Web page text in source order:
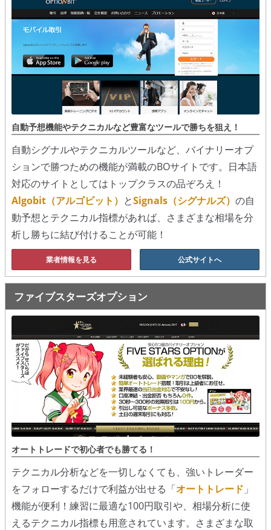
アルゴビット
シグナルズ
詐欺・ステマなどBO裏話
ステマに注意！
２ちゃんまとめ風の詐欺サイト
用語集
自動予想機能やテクニカルなど豊富なツールで勝ちを狙え！
自動シグナルやテクニカルツールなど、バイナリーオプ
ションで勝つための機能が満載のBOサイトです。日本語
対応のサイトとしてはトップクラスの品ぞろえ！
Algobit（アルゴビット） とSignals（シグナルズ） の自
動予想とテクニカル指標があれば、さまざまな相場を分
析し勝ちに結び付けることが可能！
業者情報を見る 公式サイトへ
ファイブスターズオプション
オートトレードで初心者でも勝てる！
テクニカル分析などを一切しなくても、強いトレーダー
をフォローするだけで利益が出せる「オートトレード 」
機能が便利！練習に最適な100円取引や、相場分析に使
えるテクニカル指標も用意されています。さまざまな取